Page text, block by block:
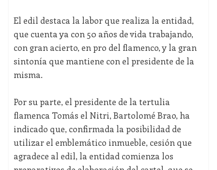
El edil destaca la labor que realiza la entidad,
que cuenta ya con 50 años de vida trabajando,
con gran acierto, en pro del flamenco, y la gran
sintonía que mantiene con el presidente de la
misma.
Por su parte, el presidente de la tertulia
flamenca Tomás el Nitri, Bartolomé Brao, ha
indicado que, confirmada la posibilidad de
utilizar el emblemático inmueble, cesión que
agradece al edil, la entidad comienza los